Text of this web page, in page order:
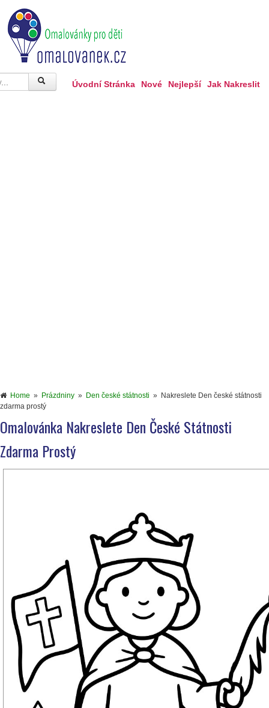
Úvodní Stránka Nové Nejlepší Jak Nakreslit
Home » Prázdniny » Den české státnosti » Nakreslete Den české státnosti
zdarma prostý
Omalovánka Nakreslete Den České Státnosti
Zdarma Prostý